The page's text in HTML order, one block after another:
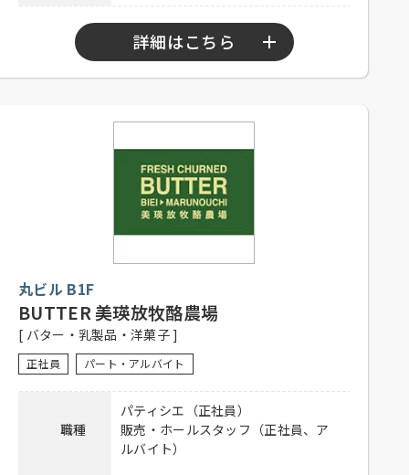
詳細はこちら
10：30～23：00
【正社員】
シフト制、月8日休み、経験者優遇、
未経験者可
シフト制、1日4時間以上、週1日以上
可、主婦歓迎、フリーター歓迎、経
験者優遇、未経験者可
【正社員】
服貸与、交通費全額支給
【アルバイト】
社員登用有り、社保完備、食事付
き、制服貸与、交通費全額支給
丸ビル B1F
BUTTER 美瑛放牧酪農場
[ バター・乳製品・洋菓子 ]
正社員 パート・アルバイト
職種
パティシエ（正社員）
販売・ホールスタッフ（正社員、ア
ルバイト）